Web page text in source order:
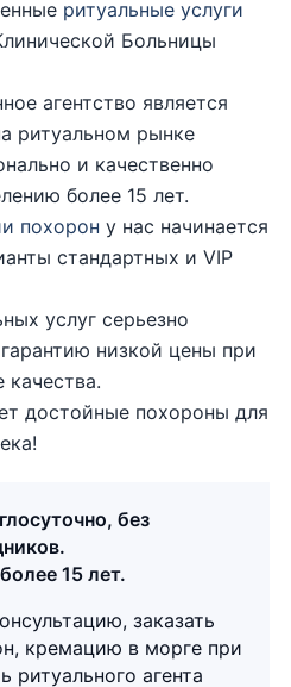
ритуальные услуги
Больницы
агентство является
ритуальном рынке
и качественно
более 15 лет.
похорон у нас начинается
стандартных и VIP
услуг серьезно
низкой цены при
достойные похороны для
без
15 лет.
заказать
кремацию в морге при
агента